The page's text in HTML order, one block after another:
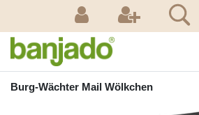
Burg-Wächter Mail Wölkchen